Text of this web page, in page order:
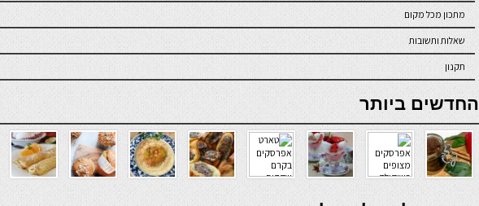
מתכון מכל מקום
שאלות ותשובות
תקנון
online casino
החדשים ביותר
verde casino